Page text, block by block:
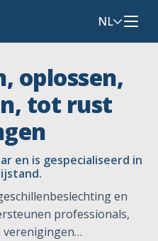
NL
oplossen,
tot rust
en is gespecialiseerd in
en
professionals,
verenigingen…